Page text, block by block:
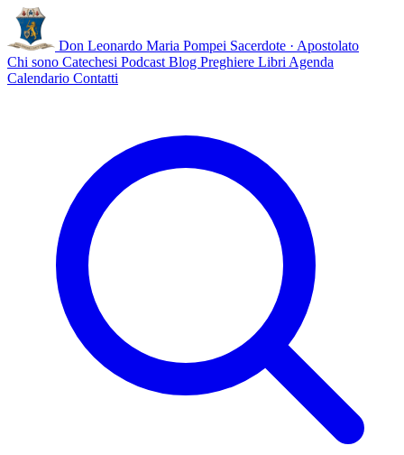
Don Leonardo Maria Pompei Sacerdote · Apostolato
Chi sono Catechesi Podcast Blog Preghiere Libri Agenda
Calendario Contatti